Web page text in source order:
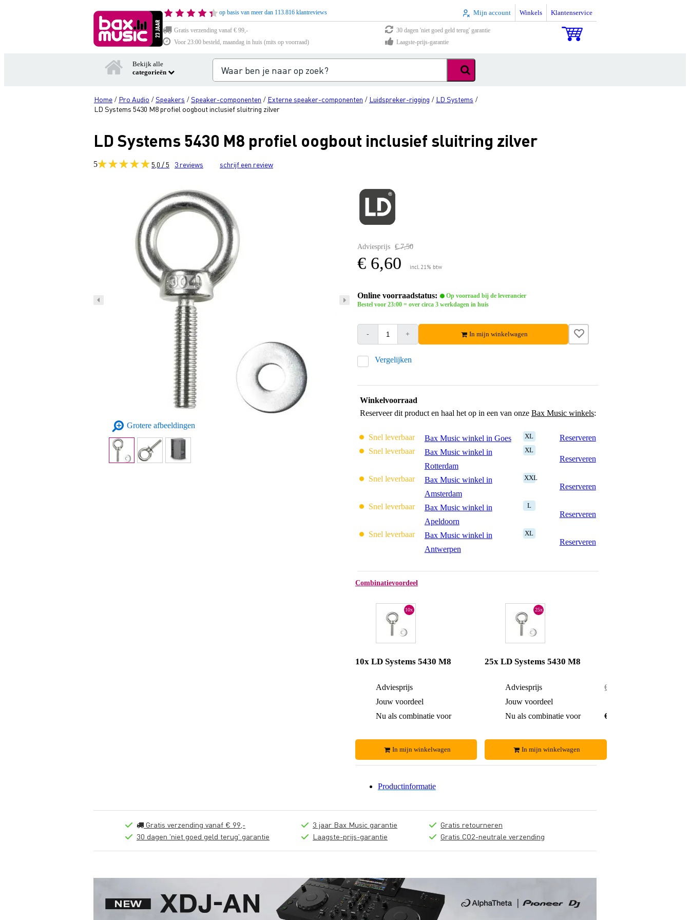
op basis van meer dan 113.816 klantreviews Mijn account Winkels Klantenservice
Gratis verzending vanaf € 99,-
30 dagen 'niet goed geld terug' garantie
Voor 23:00 besteld, maandag in huis (mits op voorraad)
Laagste-prijs-garantie
Bekijk alle
categorieën
Home / Pro Audio /Speakers /Speaker-componenten / Externe speaker-componenten / Luidspreker-rigging / LD Systems /
LD Systems 5430 M8 profiel oogbout inclusief sluitring zilver
LD Systems 5430 M8 profiel oogbout inclusief sluitring zilver
5 5,0 / 5 3reviews schrijf een review
Grotere afbeeldingen
Adviesprijs € 7,50
€ 6,60 incl. 21% btw
Online voorraadstatus:
Op voorraad bij de leverancier
Bestel voor 23:00 = over circa 3 werkdagen in huis
- + In mijn winkelwagen
Vergelijken
Winkelvoorraad
Reserveer dit product en haal het op in een van onze Bax Music winkels:
Snel leverbaar Bax Music winkel in Goes XL
Reserveren
Snel leverbaar
Bax Music winkel in
Rotterdam
XL
Reserveren
Snel leverbaar
Bax Music winkel in
Amsterdam
XXL
Reserveren
Snel leverbaar
Bax Music winkel in
Apeldoorn
L
Reserveren
Snel leverbaar
Bax Music winkel in
Antwerpen
XL
Reserveren
Combinatievoordeel
10x
10x LD Systems 5430 M8
Adviesprijs
Jouw voordeel
Nu als combinatie voor
In mijn winkelwagen
25x
25x LD Systems 5430 M8
Adviesprijs
€ 165,-
Jouw voordeel
Nu als combinatie voor
€ 145,-
In mijn winkelwagen
Productinformatie
Gratis verzending vanaf € 99,-
30 dagen 'niet goed geld terug' garantie
3 jaar Bax Music garantie
Laagste-prijs-garantie
Gratis retourneren
Gratis CO2-neutrale verzending